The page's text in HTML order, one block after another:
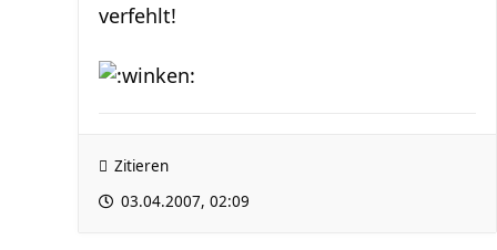
verfehlt!
Zitieren
03.04.2007, 02:09